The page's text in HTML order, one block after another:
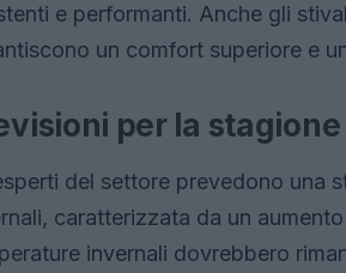
e performanti. Anche gli
un comfort superiore e
per la
del settore prevedono una
caratterizzata da un
invernali dovrebbero